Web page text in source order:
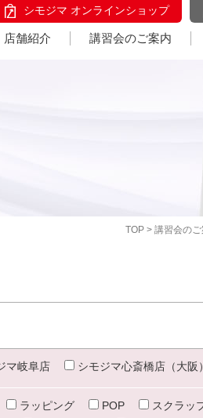
シモジマ オンラインショップ
店舗紹介 講習会のご案内
TOP > 講習会のご
マ岐阜店 シモジマ心斎橋店（大阪）
ラッピング POP
スクラッ